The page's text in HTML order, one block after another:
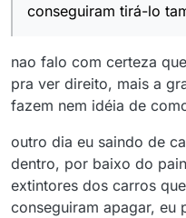
conseguiram tirá-lo
nao falo com certeza
pra ver direito, mais a
fazem nem idéia de
outro dia eu saindo de
dentro, por baixo do
extintores dos carros
conseguiram apagar, eu